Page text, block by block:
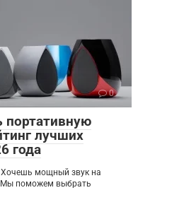
0
портативную
лучших
года
Хочешь мощный звук на
Мы поможем выбрать